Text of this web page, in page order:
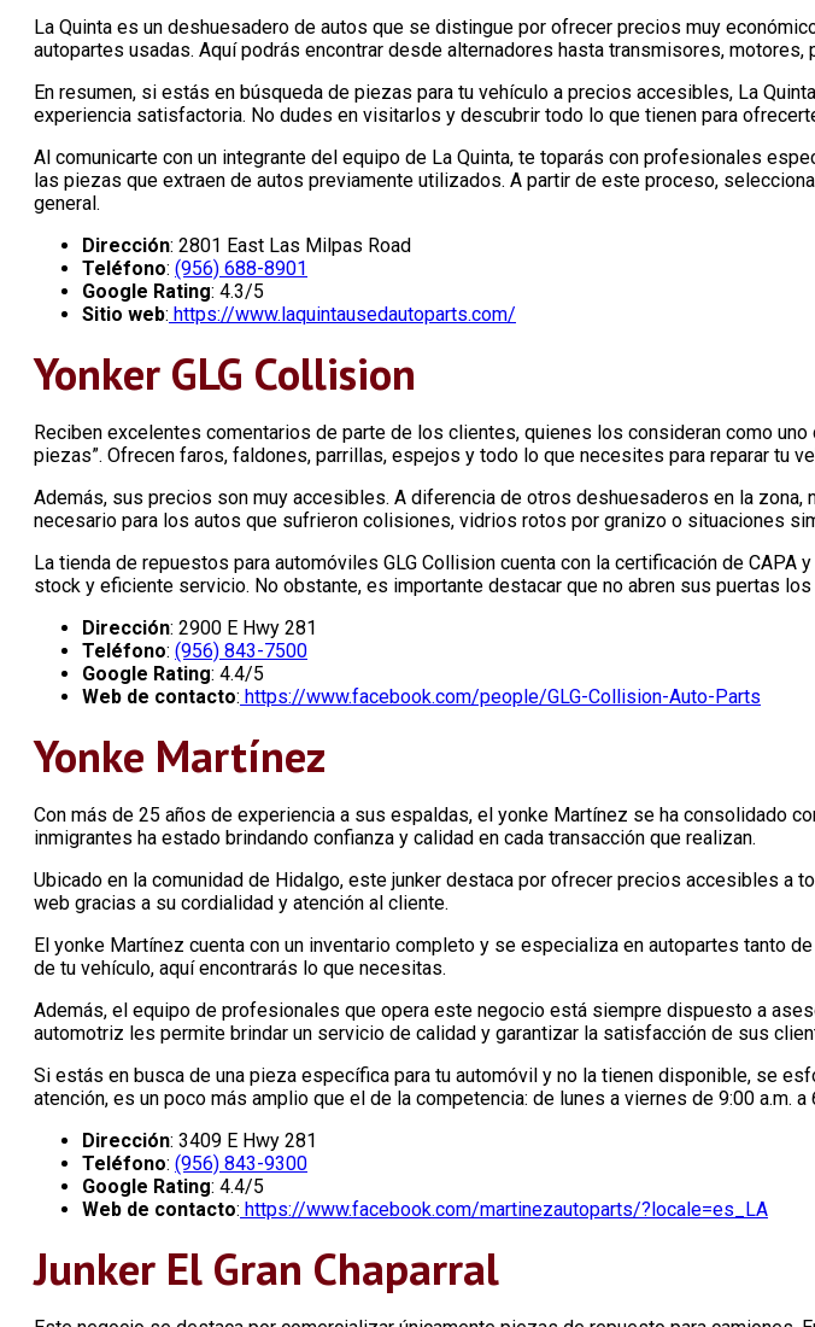
La Quinta es un deshuesadero de autos que se distingue por ofrecer precios muy
autopartes usadas. Aquí podrás encontrar desde alternadores hasta transmisores,
En resumen, si estás en búsqueda de piezas para tu vehículo a precios accesibles, La
experiencia satisfactoria. No dudes en visitarlos y descubrir todo lo que tienen para
Al comunicarte con un integrante del equipo de La Quinta, te toparás con profesionales
las piezas que extraen de autos previamente utilizados. A partir de este proceso,
general.
Dirección: 2801 East Las Milpas Road
Teléfono: (956) 688-8901
Google Rating: 4.3/5
Sitio web: https://www.laquintausedautoparts.com/
Yonker GLG Collision
Reciben excelentes comentarios de parte de los clientes, quienes los consideran como
piezas”. Ofrecen faros, faldones, parrillas, espejos y todo lo que necesites para reparar tu
Además, sus precios son muy accesibles. A diferencia de otros deshuesaderos en la
necesario para los autos que sufrieron colisiones, vidrios rotos por granizo o situaciones
La tienda de repuestos para automóviles GLG Collision cuenta con la certificación de
stock y eficiente servicio. No obstante, es importante destacar que no abren sus puertas
Dirección: 2900 E Hwy 281
Teléfono: (956) 843-7500
Google Rating: 4.4/5
Web de contacto: https://www.facebook.com/people/GLG-Collision-Auto-Parts
Yonke Martínez
Con más de 25 años de experiencia a sus espaldas, el yonke Martínez se ha consolidado
inmigrantes ha estado brindando confianza y calidad en cada transacción que realizan.
Ubicado en la comunidad de Hidalgo, este junker destaca por ofrecer precios accesibles a
web gracias a su cordialidad y atención al cliente.
El yonke Martínez cuenta con un inventario completo y se especializa en autopartes tanto
de tu vehículo, aquí encontrarás lo que necesitas.
Además, el equipo de profesionales que opera este negocio está siempre dispuesto a
automotriz les permite brindar un servicio de calidad y garantizar la satisfacción de sus
Si estás en busca de una pieza específica para tu automóvil y no la tienen disponible, se
atención, es un poco más amplio que el de la competencia: de lunes a viernes de 9:00 a.m.
Dirección: 3409 E Hwy 281
Teléfono: (956) 843-9300
Google Rating: 4.4/5
Web de contacto: https://www.facebook.com/martinezautoparts/?locale=es_LA
Junker El Gran Chaparral